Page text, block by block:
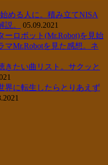
める人に。積み立てNISA
。
05.09.2021
ーロボット(Mr.Robot)を見始
Mr.Robotを見た感想。ネ
きたい曲リスト。サクッと
界に転生したらとりあえず